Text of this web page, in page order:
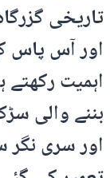
تاریخی
اور آس پاس
اہمیت
بننے والی